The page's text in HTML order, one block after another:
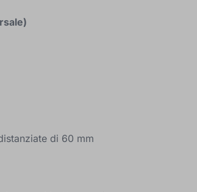
di 60 mm